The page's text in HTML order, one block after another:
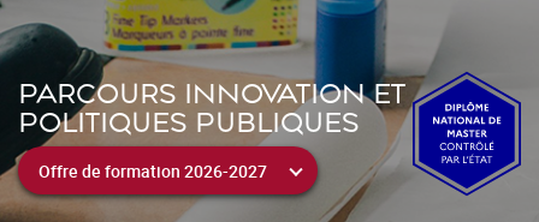
PARCOURS INNOVATION ET
POLITIQUES PUBLIQUES